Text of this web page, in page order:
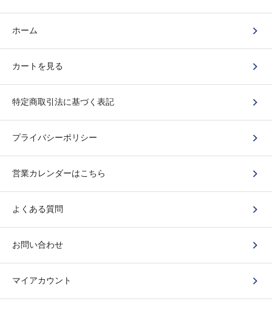
ホーム
カートを見る
特定商取引法に基づく表記
プライバシーポリシー
営業カレンダーはこちら
よくある質問
お問い合わせ
マイアカウント